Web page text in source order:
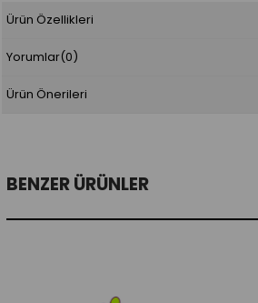
Ürün Özellikleri
Yorumlar(0)
Ürün Önerileri
BENZER ÜRÜNLER